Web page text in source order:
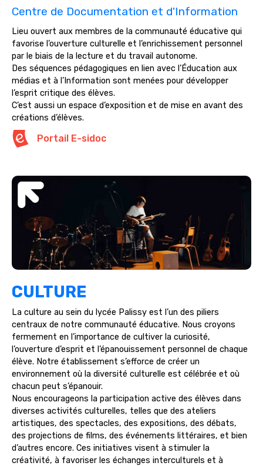
Centre de Documentation et d'Information
Lieu ouvert aux membres de la communauté éducative qui
favorise l’ouverture culturelle et l’enrichissement personnel
par le biais de la lecture et du travail autonome.
Des séquences pédagogiques en lien avec l’Éducation aux
médias et à l’Information sont menées pour développer
l’esprit critique des élèves.
C’est aussi un espace d’exposition et de mise en avant des
créations d’élèves.
Portail E-sidoc
CULTURE
La culture au sein du lycée Palissy est l’un des piliers
centraux de notre communauté éducative. Nous croyons
fermement en l’importance de cultiver la curiosité,
l’ouverture d’esprit et l’épanouissement personnel de chaque
élève. Notre établissement s’efforce de créer un
environnement où la diversité culturelle est célébrée et où
chacun peut s’épanouir.
Nous encourageons la participation active des élèves dans
diverses activités culturelles, telles que des ateliers
artistiques, des spectacles, des expositions, des débats,
des projections de films, des événements littéraires, et bien
d’autres encore. Ces initiatives visent à stimuler la
créativité, à favoriser les échanges interculturels et à